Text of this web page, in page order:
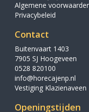
Algemene
Privacybeleid
Contact
Buitenvaart 1403
7905 SJ Hoogeveen
0528 820100
info@horecajenp.nl
Vestiging Klazienaveen
Openingstijden